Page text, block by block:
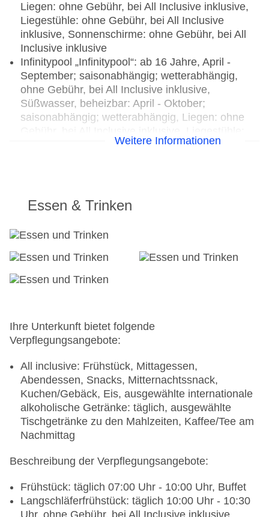
Liegen: ohne Gebühr, bei All Inclusive inklusive,
Liegestühle: ohne Gebühr, bei All Inclusive
inklusive, Sonnenschirme: ohne Gebühr, bei All
Inclusive inklusive
Infinitypool „Infinitypool“: ab 16 Jahre, April -
September; saisonabhängig; wetterabhängig,
ohne Gebühr, bei All Inclusive inklusive,
Süßwasser, beheizbar: April - Oktober;
saisonabhängig; wetterabhängig, Liegen: ohne
ohne Gebühr, bei All Inclusive inklusive,
- September; saisonabhängig; wetterabhängig,
ohne Gebühr, bei All Inclusive inklusive, Outdoor,
Süßwasser, Anzahl Wasserrutschen: 9, Liegen:
ohne Gebühr, bei All Inclusive inklusive,
Liegestühle: ohne Gebühr, bei All Inclusive
Inclusive inklusive
bei All Inclusive inklusive, Outdoor, Süßwasser,
beheizbar: April und Oktober; saisonabhängig;
wetterabhängig, ohne Gebühr, bei All Inclusive
inklusive, Liegen: ohne Gebühr, bei All Inclusive
inklusive, Liegestühle: ohne Gebühr, bei All
Inclusive inklusive, Sonnenschirme: ohne Gebühr,
bei All Inclusive inklusive
Pool „Indoorpool“: saisonabhängig;
inklusive, Indoor, Süßwasser, beheizbar: April und
Wellnessbereich, Liegen: ohne Gebühr, bei All
Inclusive inklusive, Liegestühle: ohne Gebühr, bei
Weitere Informationen
Essen & Trinken
Ihre Unterkunft bietet folgende
Verpflegungsangebote:
All inclusive: Frühstück, Mittagessen,
Abendessen, Snacks, Mitternachtssnack,
Kuchen/Gebäck, Eis, ausgewählte internationale
alkoholische Getränke: täglich, ausgewählte
Tischgetränke zu den Mahlzeiten, Kaffee/Tee am
Nachmittag
Beschreibung der Verpflegungsangebote:
Frühstück: täglich 07:00 Uhr - 10:00 Uhr, Buffet
Langschläferfrühstück: täglich 10:00 Uhr - 10:30